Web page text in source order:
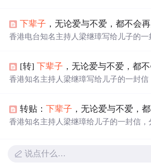
升婚姻幸福指数的建议，如重视小事、放
下辈子 ，无论爱与不爱，都不会
香港电台知名主持人梁继璋写给儿子的一
适用于儿子，对 所有人都有所启示。
[转]下辈子 ，无论爱与不爱，都
香港知名主持人梁继璋写给儿子的一封信
转贴：下辈子 ，无论爱与不爱，
香港知名主持人梁继璋给儿子的一封信，
说点什么…